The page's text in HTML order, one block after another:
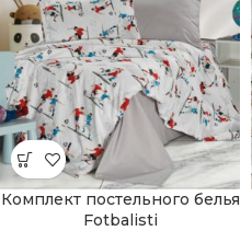
Комплект постельного белья
Fotbalisti